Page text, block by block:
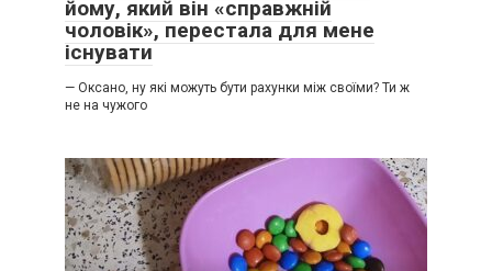
йому, який він «справжній
чоловік», перестала для мене
існувати
— Оксано, ну які можуть бути рахунки між своїми? Ти ж
не на чужого